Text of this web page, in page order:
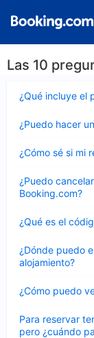
Las 10
¿Qué incluye el
cerrado
¿Puedo hacer
cerrado
¿Cómo sé si mi
cerrado
¿Puedo
Booking.com?
cerrado
¿Qué es el
cerrado
¿Dónde puedo
alojamiento?
cerrado
¿Cómo puedo
cerrado
Para reservar
pero ¿cuándo
cerrado